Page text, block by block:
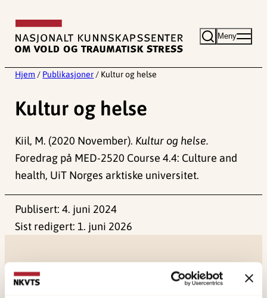
innhold
Meny
Hjem / Publikasjoner / Kultur og helse
Kultur og helse
Kiil, M. (2020 November). Kultur og helse.
Foredrag på MED-2520 Course 4.4: Culture and
health, UiT Norges arktiske universitet.
Publisert:4. juni 2024
Sist redigert: 1. juni 2026